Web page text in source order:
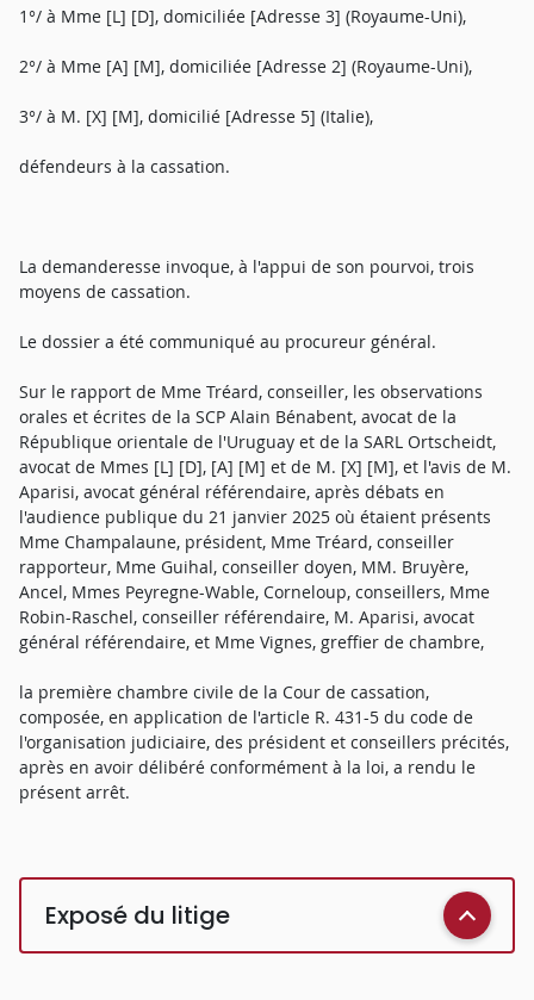
1°/ à Mme [L] [D], domiciliée [Adresse 3] (Royaume-Uni),
2°/ à Mme [A] [M], domiciliée [Adresse 2] (Royaume-Uni),
3°/ à M. [X] [M], domicilié [Adresse 5] (Italie),
défendeurs à la cassation.
La demanderesse invoque, à l'appui de son pourvoi, trois
moyens de cassation.
Le dossier a été communiqué au procureur général.
Sur le rapport de Mme Tréard, conseiller, les observations
orales et écrites de la SCP Alain Bénabent, avocat de la
République orientale de l'Uruguay et de la SARL Ortscheidt,
avocat de Mmes [L] [D], [A] [M] et de M. [X] [M], et l'avis de M.
Aparisi, avocat général référendaire, après débats en
l'audience publique du 21 janvier 2025 où étaient présents
Mme Champalaune, président, Mme Tréard, conseiller
rapporteur, Mme Guihal, conseiller doyen, MM. Bruyère,
Ancel, Mmes Peyregne-Wable, Corneloup, conseillers, Mme
Robin-Raschel, conseiller référendaire, M. Aparisi, avocat
général référendaire, et Mme Vignes, greffier de chambre,
la première chambre civile de la Cour de cassation,
composée, en application de l'article R. 431-5 du code de
l'organisation judiciaire, des président et conseillers précités,
après en avoir délibéré conformément à la loi, a rendu le
présent arrêt.
Exposé du litige